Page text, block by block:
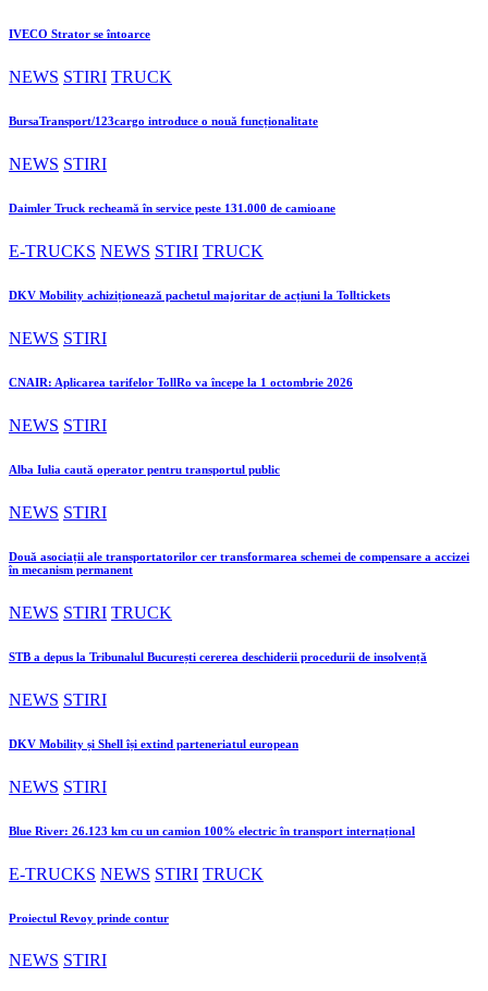
IVECO Strator se întoarce
NEWS STIRI TRUCK
BursaTransport/123cargo introduce o nouă funcționalitate
NEWS STIRI
Daimler Truck recheamă în service peste 131.000 de camioane
E-TRUCKS NEWS STIRI TRUCK
DKV Mobility achiziționează pachetul majoritar de acțiuni la Tolltickets
NEWS STIRI
CNAIR: Aplicarea tarifelor TollRo va începe la 1 octombrie 2026
NEWS STIRI
Alba Iulia caută operator pentru transportul public
NEWS STIRI
Două asociații ale transportatorilor cer transformarea schemei de compensare a accizei
în mecanism permanent
NEWS STIRI TRUCK
STB a depus la Tribunalul București cererea deschiderii procedurii de insolvență
NEWS STIRI
DKV Mobility și Shell își extind parteneriatul european
NEWS STIRI
Blue River: 26.123 km cu un camion 100% electric în transport internațional
E-TRUCKS NEWS STIRI TRUCK
Proiectul Revoy prinde contur
NEWS STIRI